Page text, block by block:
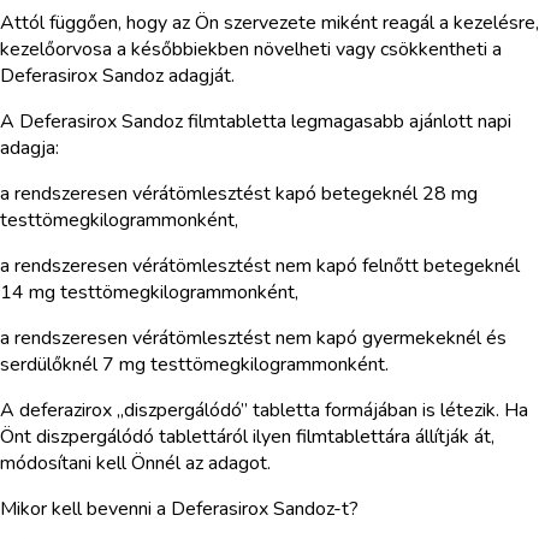
Attól függően, hogy az Ön szervezete miként reagál a kezelésre,
kezelőorvosa a későbbiekben növelheti vagy csökkentheti a
Deferasirox Sandoz adagját.
A Deferasirox Sandoz filmtabletta legmagasabb ajánlott napi
adagja:
a rendszeresen vérátömlesztést kapó betegeknél 28 mg
testtömegkilogrammonként,
a rendszeresen vérátömlesztést nem kapó felnőtt betegeknél
14 mg testtömegkilogrammonként,
a rendszeresen vérátömlesztést nem kapó gyermekeknél és
serdülőknél 7 mg testtömegkilogrammonként.
A deferazirox „diszpergálódó” tabletta formájában is létezik. Ha
Önt diszpergálódó tablettáról ilyen filmtablettára állítják át,
módosítani kell Önnél az adagot.
Mikor kell bevenni a Deferasirox Sandoz-t?